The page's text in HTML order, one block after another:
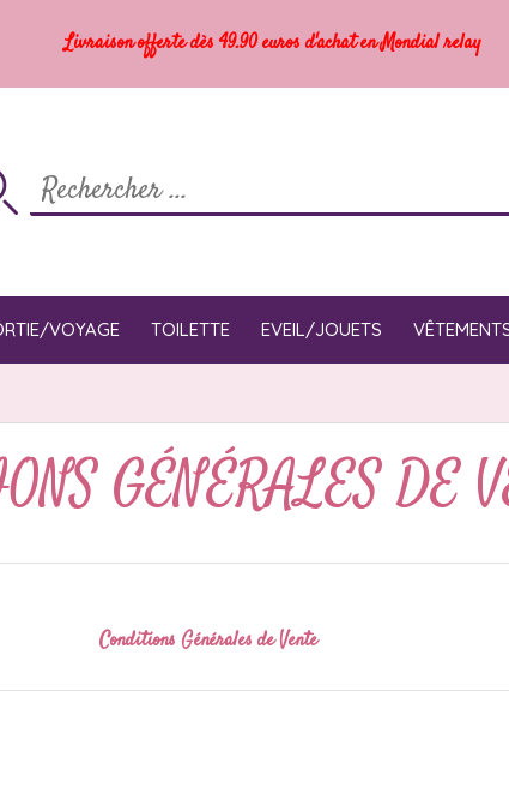
Livraison offerte dès 49.90 euros d'achat en Mondial relay
VOYAGE TOILETTE EVEIL/JOUETS
GÉNÉRALES DE
Conditions Générales de Vente